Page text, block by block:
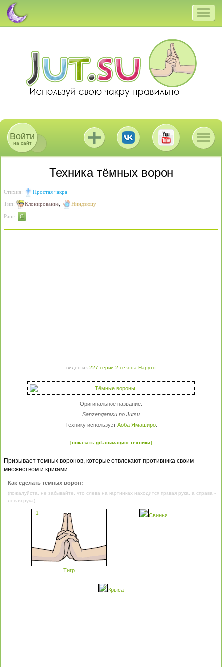
Войти
на сайт
Техника тёмных ворон
Стихия: Простая чакра
Тип: Клонирование Ниндзюцу
Ранг: C
видео из 227 серии 2 сезона Наруто
Оригинальное название:
Sanzengarasu no Jutsu
Технику использует Аоба Ямаширо.
[показать gif-анимацию техники]
Призывает темных воронов, которые отвлекают противника своим
множеством и криками.
Как сделать тёмных ворон:
(пожалуйста, не забывайте, что слева на картинках находится правая рука, а справа -
левая рука)
1
Тигр
2 Свинья
3 Крыса